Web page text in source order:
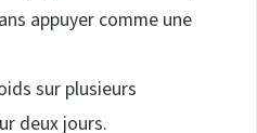
appuyer comme une
sur plusieurs
deux jours.